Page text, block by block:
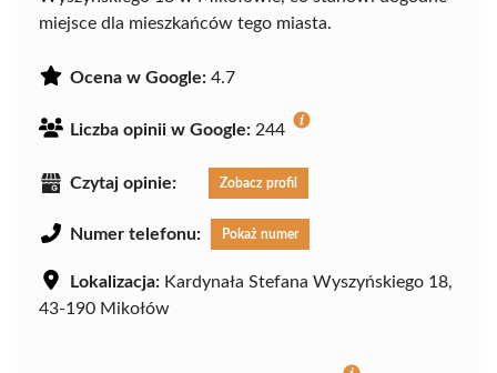
miejsce dla mieszkańców tego miasta.
Ocena w Google: 4.7
Liczba opinii w Google: 244
Czytaj opinie: Zobacz profil
Numer telefonu: Pokaż numer
Lokalizacja: Kardynała Stefana Wyszyńskiego 18,
43-190 Mikołów